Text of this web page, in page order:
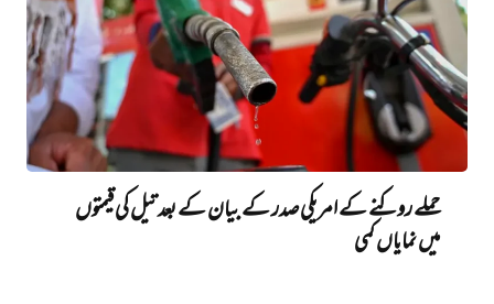
حملے روکنے کے امریکی صدر کے بیان کے بعد تیل کی قیمتوں
میں‌ نمایاں کمی